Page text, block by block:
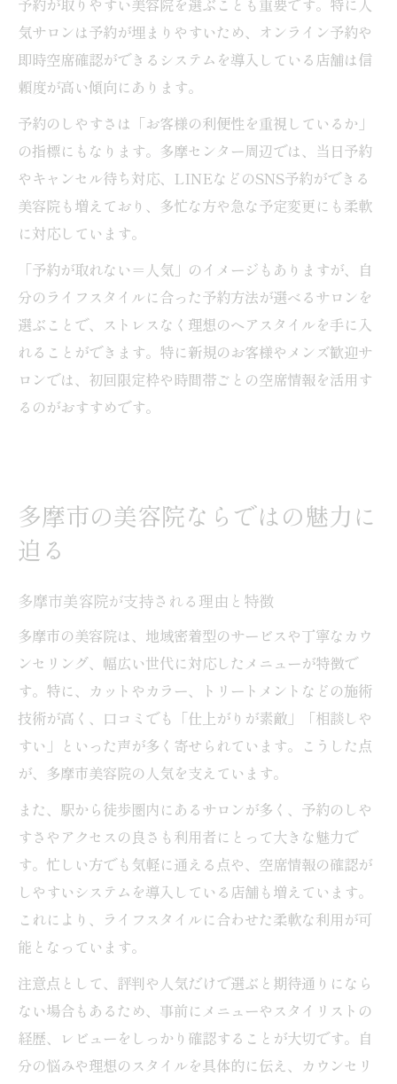
気サロンは予約が埋まりやすいため、オンライン予約や
即時空席確認ができるシステムを導入している店舗は信
頼度が高い傾向にあります。
予約のしやすさは「お客様の利便性を重視しているか」
の指標にもなります。多摩センター周辺では、当日予約
やキャンセル待ち対応、LINEなどのSNS予約ができる
美容院も増えており、多忙な方や急な予定変更にも柔軟
に対応しています。
「予約が取れない＝人気」のイメージもありますが、自
分のライフスタイルに合った予約方法が選べるサロンを
選ぶことで、ストレスなく理想のヘアスタイルを手に入
れることができます。特に新規のお客様やメンズ歓迎サ
ロンでは、初回限定枠や時間帯ごとの空席情報を活用す
るのがおすすめです。
多摩市の美容院ならではの魅力に
迫る
多摩市美容院が支持される理由と特徴
多摩市の美容院は、地域密着型のサービスや丁寧なカウ
ンセリング、幅広い世代に対応したメニューが特徴で
す。特に、カットやカラー、トリートメントなどの施術
技術が高く、口コミでも「仕上がりが素敵」「相談しや
すい」といった声が多く寄せられています。こうした点
が、多摩市美容院の人気を支えています。
また、駅から徒歩圏内にあるサロンが多く、予約のしや
すさやアクセスの良さも利用者にとって大きな魅力で
す。忙しい方でも気軽に通える点や、空席情報の確認が
しやすいシステムを導入している店舗も増えています。
これにより、ライフスタイルに合わせた柔軟な利用が可
能となっています。
注意点として、評判や人気だけで選ぶと期待通りになら
ない場合もあるため、事前にメニューやスタイリストの
経歴、レビューをしっかり確認することが大切です。自
分の悩みや理想のスタイルを具体的に伝え、カウンセリ